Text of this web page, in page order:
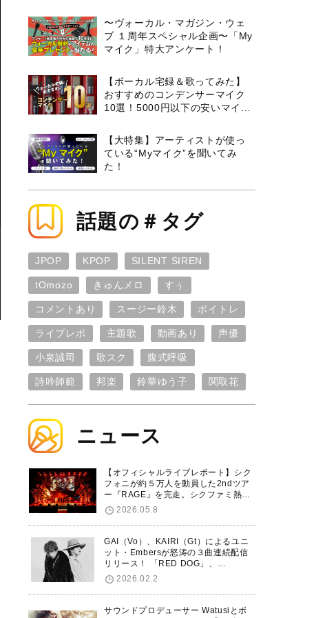
〜ヴォーカル・マガジン・ウェ
ブ １周年スペシャル企画〜「My
マイク」特大アンケート！
【ボーカル宅録＆歌ってみた】
おすすめのコンデンサーマイク
10選！5000円以下の安いマイク
【大特集】アーティストが使っ
ている“Myマイク”を聞いてみ
た！
話題の＃タグ
JPOP KPOP SILENT SIREN
tOmozo きゅんメロ すぅ
コメントあり スージー鈴木 ボイトレ
ライブレポ 主題歌 動画あり 声優
小泉誠司 歌スク 腹式呼吸
詩吟師範 邦楽 鈴華ゆう子 関取花
ニュース
【オフィシャルライブレポート】シク
フォニが約５万人を動員した2ndツア
ー『RAGE』を完走。シクファミ熱狂
のKアリーナ横浜ファイナル公演の模
様をお届け！
2026.05.8
GAI（Vo）、KAIRI（Gt）によるユニ
ット・Embersが怒涛の３曲連続配信
リリース！ 「RED DOG」、
「Untitled Hero」に続き、5thシング
ル「De-Marionette」のリリースを発
表！
2026.02.2
サウンドプロデューサー Watusiとボ